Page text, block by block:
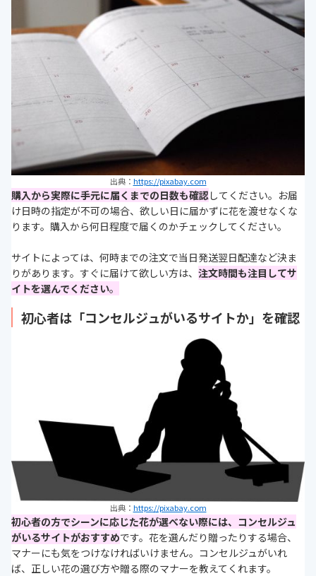
出典： https://pixabay.com
購入から実際に手元に届くまでの日数も確認 してください。お届
け日時の指定が不可の場合、欲しい日に届かずに花を渡せなくな
ります。購入から何日程度で届くのかチェックしてください。
サイトによっては、何時までの注文で当日発送翌日配達など決ま
りがあります。すぐに届けて欲しい方は、 注文時間も注目してサ
イトを選んでください。
初心者は「コンセルジュがいるサイトか」を確認
出典： https://pixabay.com
初心者の方でシーンに応じた花が選べない際には、コンセルジュ
がいるサイトがおすすめです。花を選んだり贈ったりする場合、
マナーにも気をつけなければいけません。コンセルジュがいれ
ば、正しい花の選び方や贈る際のマナーを教えてくれます。